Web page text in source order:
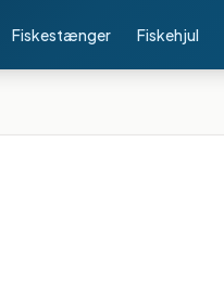
Fiskestænger Fiskehjul